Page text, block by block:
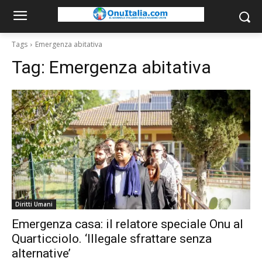
Tags Emergenza abitativa
Tag: Emergenza abitativa
Diritti Umani
Emergenza casa: il relatore speciale Onu al
Quarticciolo. ‘Illegale sfrattare senza
alternative’